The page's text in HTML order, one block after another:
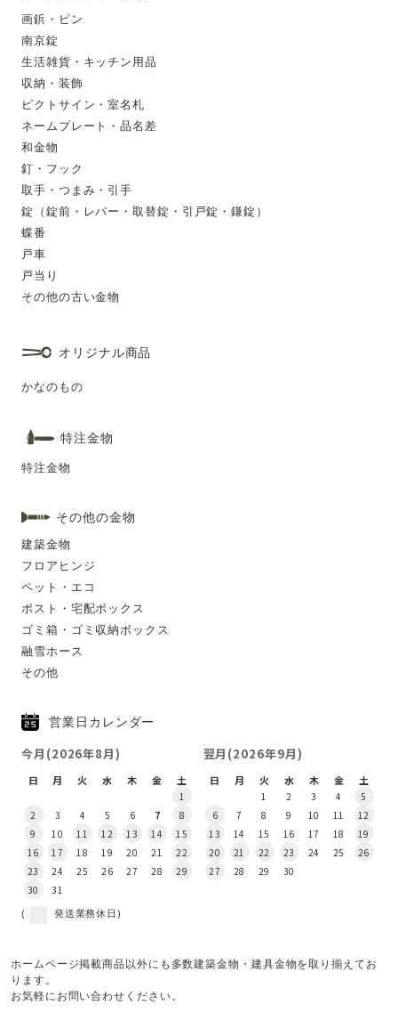
画鋲・ピン
南京錠
生活雑貨・キッチン用品
収納・装飾
ピクトサイン・室名札
ネームプレート・品名差
和金物
釘・フック
取手・つまみ・引手
錠（錠前・レバー・取替錠・引戸錠・鎌錠）
蝶番
戸車
戸当り
その他の古い金物
オリジナル商品
かなのもの
特注金物
特注金物
その他の金物
建築金物
フロアヒンジ
ペット・エコ
ポスト・宅配ボックス
ゴミ箱・ゴミ収納ボックス
融雪ホース
その他
営業日カレンダー
今月(2026年8月)
日 月 火 水 木 金 土
1
2
3 4 5 6 7
8
9
10 11 12 13 14
15
16
17 18 19 20 21
22
23
24 25 26 27 28
29
30
31
翌月(2026年9月)
日 月 火 水 木 金 土
1 2 3 4
5
6
7 8 9 10 11
12
13
14 15 16 17 18
19
20
21 22 23 24 25
26
27
28 29 30
( 発送業務休日)
ホームページ掲載商品以外にも多数建築金物・建具金物を取り揃えてお
ります。
お気軽にお問い合わせください。